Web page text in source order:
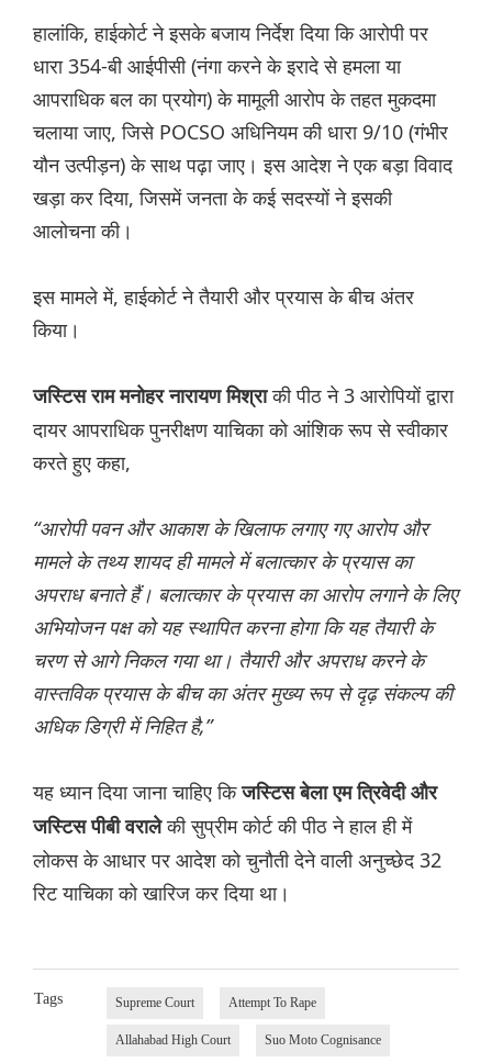
हालांकि, हाईकोर्ट ने इसके बजाय निर्देश दिया कि आरोपी पर
धारा 354-बी आईपीसी (नंगा करने के इरादे से हमला या
आपराधिक बल का प्रयोग) के मामूली आरोप के तहत मुकदमा
चलाया जाए, जिसे POCSO अधिनियम की धारा 9/10 (गंभीर
यौन उत्पीड़न) के साथ पढ़ा जाए। इस आदेश ने एक बड़ा विवाद
खड़ा कर दिया, जिसमें जनता के कई सदस्यों ने इसकी
आलोचना की।
इस मामले में, हाईकोर्ट ने तैयारी और प्रयास के बीच अंतर
किया।
जस्टिस राम मनोहर नारायण मिश्राकी पीठ ने 3 आरोपियों द्वारा
दायर आपराधिक पुनरीक्षण याचिका को आंशिक रूप से स्वीकार
करते हुए कहा,
“आरोपी पवन और आकाश के खिलाफ लगाए गए आरोप और
मामले के तथ्य शायद ही मामले में बलात्कार के प्रयास का
अपराध बनाते हैं। बलात्कार के प्रयास का आरोप लगाने के लिए
अभियोजन पक्ष को यह स्थापित करना होगा कि यह तैयारी के
चरण से आगे निकल गया था। तैयारी और अपराध करने के
वास्तविक प्रयास के बीच का अंतर मुख्य रूप से दृढ़ संकल्प की
अधिक डिग्री में निहित है,”
यह ध्यान दिया जाना चाहिए किजस्टिस बेला एम त्रिवेदी और
जस्टिस पीबी वरालेकी सुप्रीम कोर्ट की पीठ ने हाल ही में
लोकस के आधार पर आदेश को चुनौती देने वाली अनुच्छेद 32
रिट याचिका को खारिज कर दिया था।
Tags Supreme Court Attempt To Rape
Allahabad High Court Suo Moto Cognisance